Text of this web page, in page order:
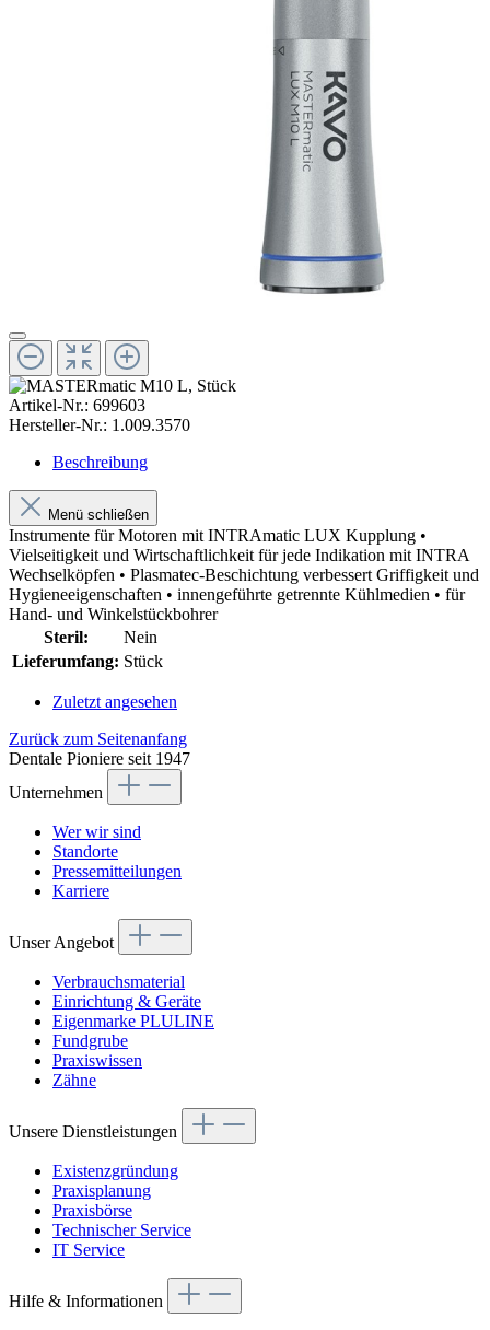
Artikel-Nr.: 699603
Hersteller-Nr.: 1.009.3570
Beschreibung
Menü schließen
Instrumente für Motoren mit INTRAmatic LUX Kupplung •
Vielseitigkeit und Wirtschaftlichkeit für jede Indikation mit INTRA
Wechselköpfen • Plasmatec-Beschichtung verbessert Griffigkeit und
Hygieneeigenschaften • innengeführte getrennte Kühlmedien • für
Hand- und Winkelstückbohrer
Steril:
Nein
Lieferumfang: Stück
Zuletzt angesehen
Zurück zum Seitenanfang
Dentale Pioniere seit 1947
Unternehmen
Wer wir sind
Standorte
Pressemitteilungen
Karriere
Unser Angebot
Verbrauchsmaterial
Einrichtung & Geräte
Eigenmarke PLULINE
Fundgrube
Praxiswissen
Zähne
Unsere Dienstleistungen
Existenzgründung
Praxisplanung
Praxisbörse
Technischer Service
IT Service
Hilfe & Informationen